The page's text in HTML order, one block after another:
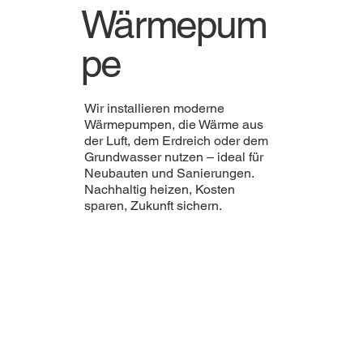
Wärmepum
pe
Wir installieren moderne
Wärmepumpen, die Wärme aus
der Luft, dem Erdreich oder dem
Grundwasser nutzen – ideal für
Neubauten und Sanierungen.
Nachhaltig heizen, Kosten
sparen, Zukunft sichern.